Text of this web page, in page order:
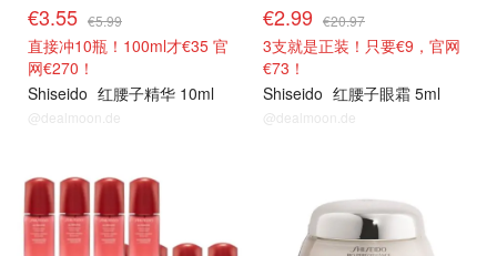
€3.55 €5.99
直接冲10瓶！100ml才€35 官
网€270！
Shiseido 红腰子精华 10ml
@dealmoon.de
€2.99 €20.97
3支就是正装！只要€9，官网
€73！
Shiseido 红腰子眼霜 5ml
@dealmoon.de